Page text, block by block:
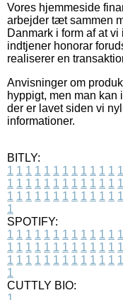
Vores hjemmeside
arbejder tæt sammen
Danmark i form af at
indtjener honorar
realiserer en
Anvisninger om
hyppigt, men man
der er lavet siden vi
informationer.
BITLY:
1 1 1 1 1 1 1 1 1 1 1 1 1
1 1 1 1 1 1 1 1 1 1 1 1 1
1 1 1 1 1 1 1 1 1 1 1 1 1
1
SPOTIFY:
1 1 1 1 1 1 1 1 1 1 1 1 1
1 1 1 1 1 1 1 1 1 1 1 1 1
1 1 1 1 1 1 1 1 1 1 1 1 1
1
CUTTLY BIO: